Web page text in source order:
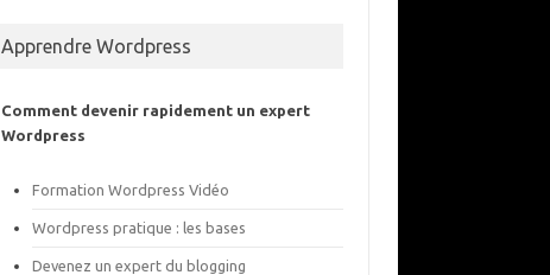
Apprendre Wordpress
Comment devenir rapidement un expert
Wordpress
Formation Wordpress Vidéo
Wordpress pratique : les bases
Devenez un expert du blogging